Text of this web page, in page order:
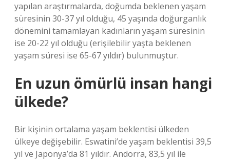
yapılan araştırmalarda, doğumda beklenen yaşam
süresinin 30-37 yıl olduğu, 45 yaşında doğurganlık
dönemini tamamlayan kadınların yaşam süresinin
ise 20-22 yıl olduğu (erişilebilir yaşta beklenen
yaşam süresi ise 65-67 yıldır) bulunmuştur.
En uzun ömürlü insan hangi
ülkede?
Bir kişinin ortalama yaşam beklentisi ülkeden
ülkeye değişebilir. Eswatini’de yaşam beklentisi 39,5
yıl ve Japonya’da 81 yıldır. Andorra, 83,5 yıl ile